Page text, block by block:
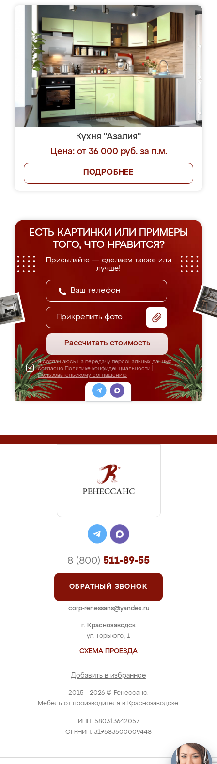
Кухня "Азалия"
Цена: от 36 000 руб. за п.м.
ПОДРОБНЕЕ
ЕСТЬ КАРТИНКИ ИЛИ ПРИМЕРЫ
ТОГО, ЧТО НРАВИТСЯ?
Присылайте — сделаем также или
лучше!
Прикрепить фото
Рассчитать стоимость
Я соглашаюсь на передачу персональных данных
согласно Политике конфиденциальности
Пользовательскому соглашению
2015 - 2026 © Ренессанс.
Мебель от производителя в Краснозаводске.
ИНН: 580313642057
ОГРНИП: 317583500009448
г. Краснозаводск
ул. Горького, 1
СХЕМА ПРОЕЗДА
Добавить в избранное
8 (800) 511-89-55
ОБРАТНЫЙ ЗВОНОК
corp-renessans@yandex.ru